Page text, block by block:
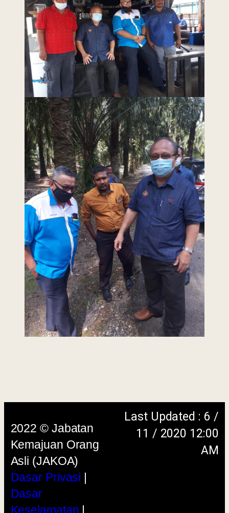
Keselamatan|
Penafian| Peta
Laman
browser versi terkini dengan
skrin beresolusi 1280 x 1024 piksel